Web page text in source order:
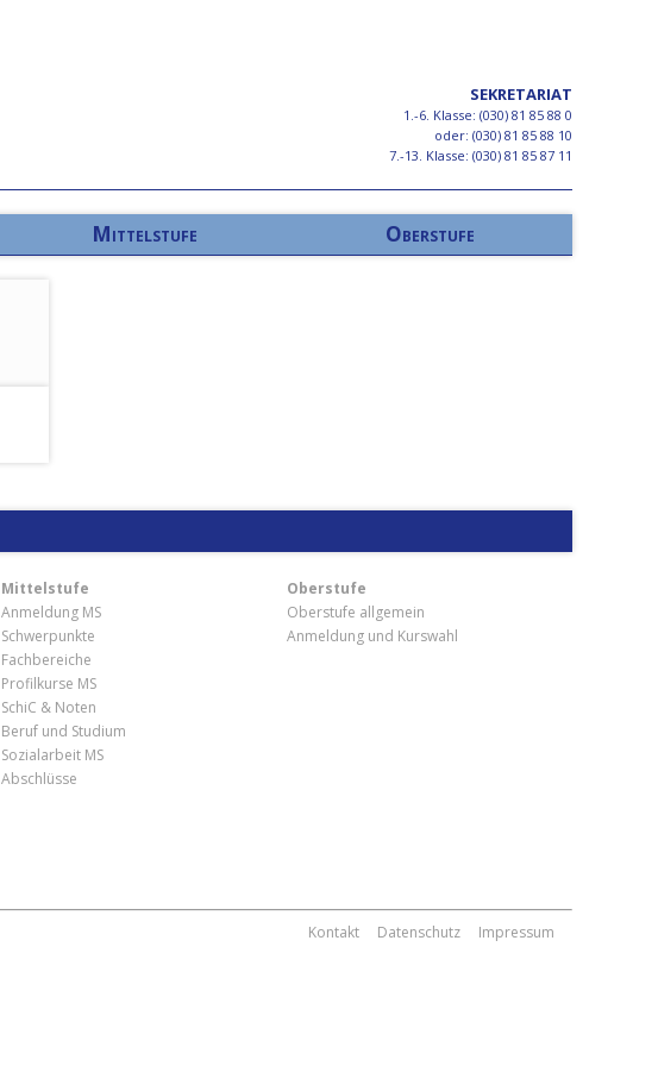
SEKRETARIAT
1.-6. Klasse: (030) 81 85 88 0
oder: (030) 81 85 88 10
7.-13. Klasse: (030) 81 85 87 11
Mittelstufe Oberstufe
Mittelstufe
Anmeldung MS
Schwerpunkte
Fachbereiche
Profilkurse MS
SchiC & Noten
Beruf und Studium
Sozialarbeit MS
Abschlüsse
Oberstufe
Oberstufe allgemein
Anmeldung und Kurswahl
Kontakt Datenschutz Impressum